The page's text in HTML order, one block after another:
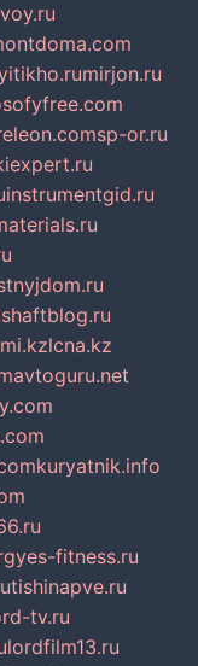
mirjon.ru
sp-or.ru
instrumentgid.ru
lcna.kz
avtoguru.net
kuryatnik.info
yes-fitness.ru
tishinapve.ru
tv.ru
lordfilm13.ru